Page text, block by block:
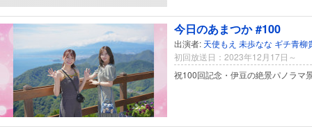
今日のあまつか #100
出演者: 天使もえ 未歩なな ギチ青柳
初回放送日：2023年12月17日～
祝100回記念・伊豆の絶景パノラマ